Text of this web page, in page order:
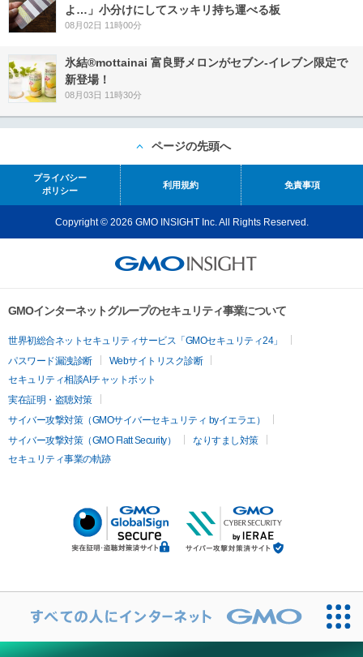
よ…」小分けにしてスッキリ持ち運べる板
08月02日 11時00分
氷結®mottainai 富良野メロンがセブン‐イレブン限定で
新登場！
08月03日 11時30分
ページの先頭へ
プライバシー
ポリシー
利用規約 免責事項
Copyright © 2026 GMO INSIGHT Inc. All Rights Reserved.
GMOインターネットグループのセキュリティ事業について
世界初総合ネットセキュリティサービス「GMOセキュリティ24」
パスワード漏洩診断
Webサイトリスク診断
セキュリティ相談AIチャットボット
実在証明・盗聴対策
サイバー攻撃対策（GMOサイバーセキュリティ byイエラエ）
サイバー攻撃対策（GMO Flatt Security）
なりすまし対策
セキュリティ事業の軌跡